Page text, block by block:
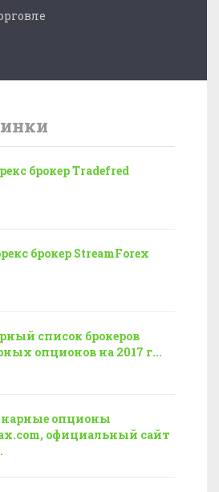
брокер Tradefred
брокер StreamForex
список брокеров
опционов на 2017 г...
опционы
официальный сайт